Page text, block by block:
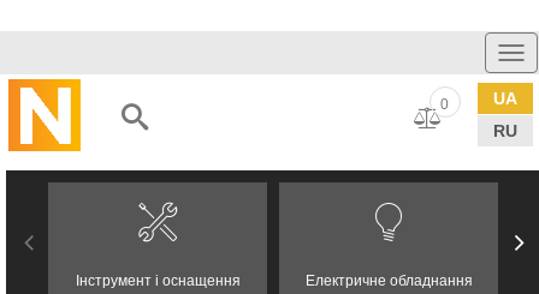
UA
RU
0
Інструмент і оснащення Електричне обладнання